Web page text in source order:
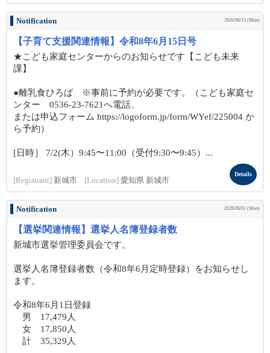
Notification 2026/06/15 (Mon)
【子育て支援関連情報】令和8年6月15日号
★こども家庭センターからのお知らせです【こども未来
課】
●離乳食ひろば ※事前に予約が必要です。（こども家庭セ
ンター 0536-23-7621へ電話、
または申込フォーム https://logoform.jp/form/WYef/225004 か
ら予約）
[日時］ 7/2(木）9:45〜11:00（受付9:30〜9:45）...
[Registrant] 新城市 [Location] 愛知県 新城市
Details
Notification 2026/06/01 (Mon)
【選挙関連情報】選挙人名簿登録者数
新城市選挙管理委員会です。
選挙人名簿登録者数（令和8年6月定時登録）をお知らせし
ます。
令和8年6月1日登録
男 17,479人
女 17,850人
計 35,329人